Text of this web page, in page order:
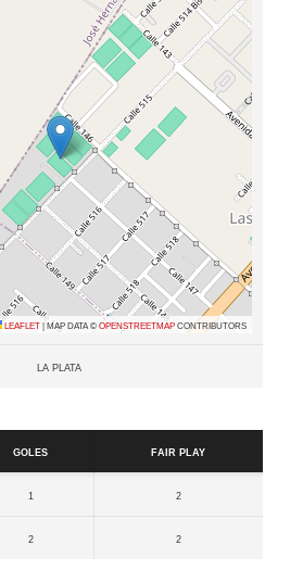
Leaflet|Map data ©OpenStreetMapcontributors
La plata
Goles Fair Play
1 2
2 2